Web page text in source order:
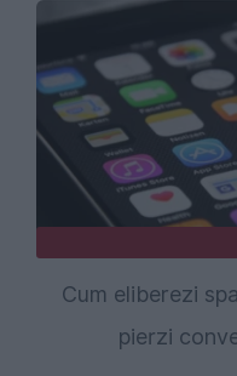
Cum eliberezi
pierzi